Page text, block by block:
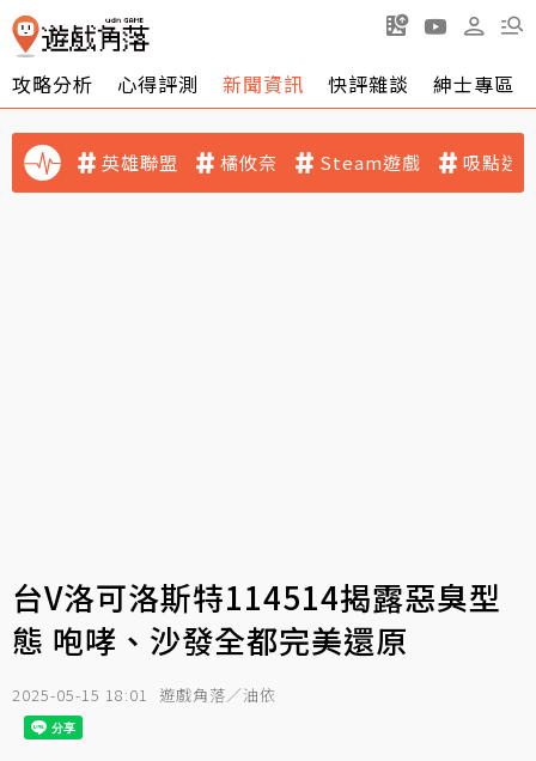
攻略分析 心得評測 新聞資訊 快評雜談 紳士專區
英雄聯盟 橘攸奈 Steam遊戲 吸點迷
台V洛可洛斯特114514揭露惡臭型
態 咆哮、沙發全都完美還原
2025-05-15 18:01 遊戲角落／油依